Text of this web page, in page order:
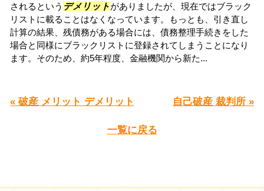
されるという デメリットがありましたが、現在ではブラック
リストに載ることはなくなっています。もっとも、引き直し
計算の結果、残債務がある場合には、債務整理手続きをした
場合と同様にブラックリストに登録されてしまうことになり
ます。そのため、約5年程度、金融機関から新た...
« 破産 メリット デメリット 自己破産 裁判所 »
一覧に戻る